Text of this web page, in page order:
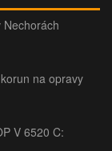
na opravy
V 6520 C: